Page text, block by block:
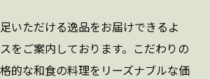
いただける逸品をお届けできるよ
をご案内しております。こだわりの
的な和食の料理をリーズナブルな価